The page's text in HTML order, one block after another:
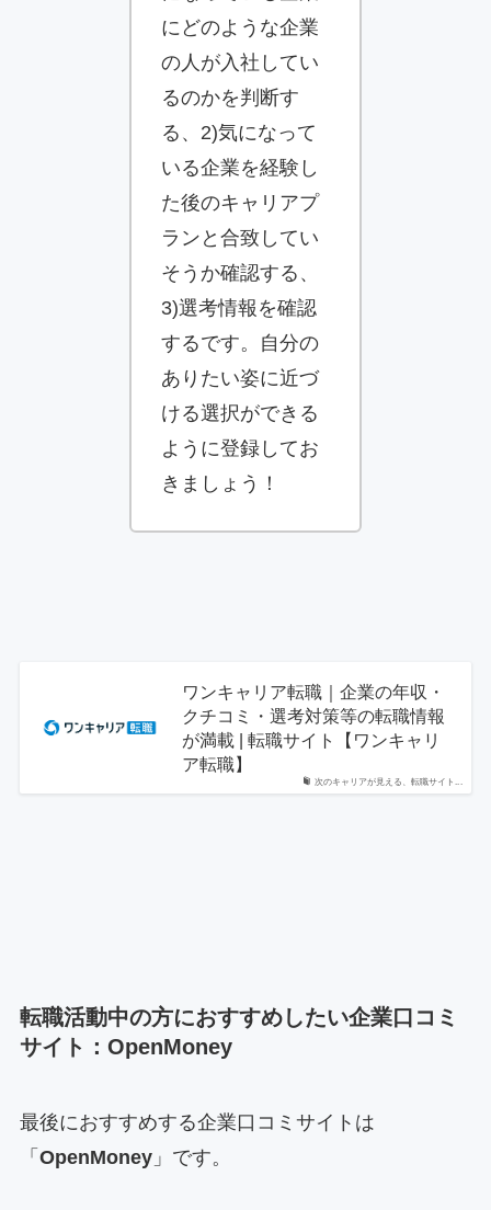
にどのような企業
の人が入社してい
るのかを判断す
る、2)気になって
いる企業を経験し
た後のキャリアプ
ランと合致してい
そうか確認する、
3)選考情報を確認
するです。自分の
ありたい姿に近づ
ける選択ができる
ように登録してお
きましょう！
次のキャリアが見える、転職サイト...
ワンキャリア転職｜企業の年収・
クチコミ・選考対策等の転職情報
が満載 | 転職サイト【ワンキャリ
ア転職】
転職活動中の方におすすめしたい企業口コミ
サイト：OpenMoney
最後におすすめする企業口コミサイトは
「 OpenMoney」です。